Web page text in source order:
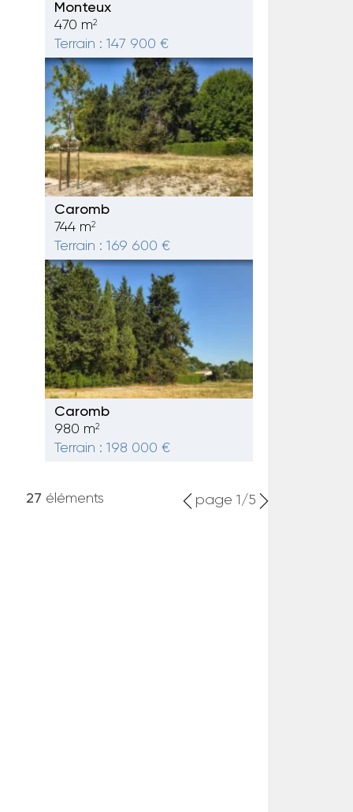
Monteux
470 m2
Terrain : 147 900 €
Caromb
744 m2
Terrain : 169 600 €
Caromb
980 m2
Terrain : 198 000 €
27 éléments page 1/5